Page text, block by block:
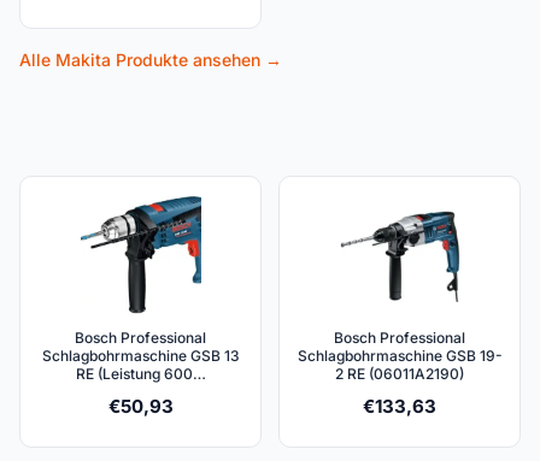
Alle Makita Produkte ansehen →
Bosch Professional
Schlagbohrmaschine GSB 13
RE (Leistung 600…
€50,93
Bosch Professional
Schlagbohrmaschine GSB 19-
2 RE (06011A2190)
€133,63